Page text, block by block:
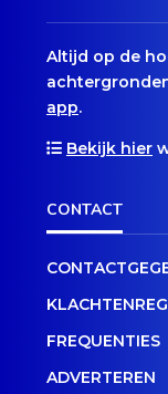
Altijd op de
app.
Bekijk hier
CONTACT
FREQUENTIES
ADVERTEREN